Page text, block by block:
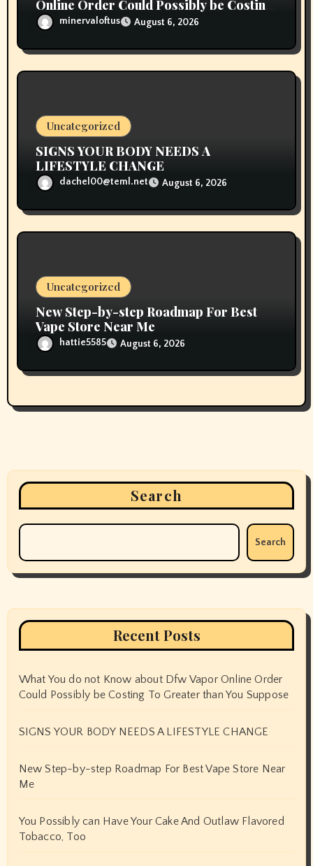
Online Order Could Possibly be Costing
To Greater than You Suppose
minervaloftus August 6, 2026
Uncategorized
SIGNS YOUR BODY NEEDS A
LIFESTYLE CHANGE
dachel00@teml.net August 6, 2026
Uncategorized
New Step-by-step Roadmap For Best
Vape Store Near Me
hattie5585 August 6, 2026
Search
Search
Recent Posts
What You do not Know about Dfw Vapor Online Order
Could Possibly be Costing To Greater than You Suppose
SIGNS YOUR BODY NEEDS A LIFESTYLE CHANGE
New Step-by-step Roadmap For Best Vape Store Near
Me
You Possibly can Have Your Cake And Outlaw Flavored
Tobacco, Too